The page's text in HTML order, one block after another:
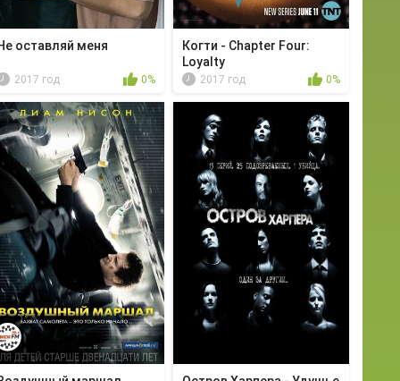
оставляй меня
2017 год 0%
Когти - Chapter Four:
Loyalty
2017 год 0%